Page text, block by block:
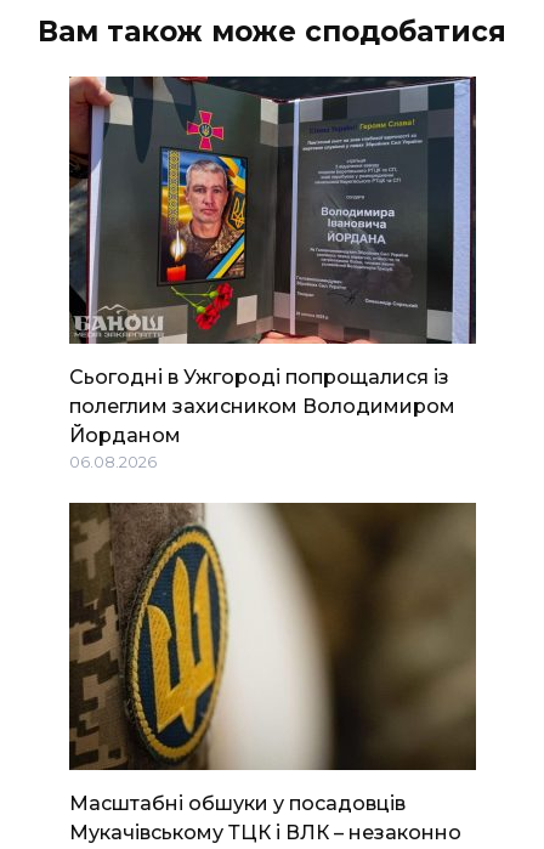
Вам також може сподобатися
Сьогодні в Ужгороді попрощалися із
полеглим захисником Володимиром
Йорданом
06.08.2026
Масштабні обшуки у посадовців
Мукачівському ТЦК і ВЛК – незаконно